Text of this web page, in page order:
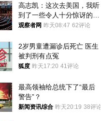
高志凯：这次去美国，我听
到了一些令人十分惊讶的消
息
观察者网 昨天08:47 62评论
2岁男童遭漏诊后死亡 医生
被判刑有点冤
狐度 昨天17:20 41评论
最高领袖给总统下了“最后
警告”？
新闻资讯综合 昨天20:19 38评论